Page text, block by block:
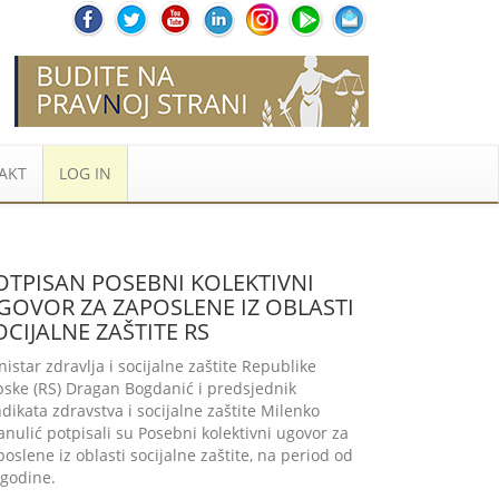
LOG IN
POSEBNI KOLEKTIVNI
ZA ZAPOSLENE IZ OBLASTI
ZAŠTITE RS
zdravlja i socijalne zaštite Republike
(RS) Dragan Bogdanić i predsjednik
zdravstva i socijalne zaštite Milenko
potpisali su Posebni kolektivni ugovor za
iz oblasti socijalne zaštite, na period od